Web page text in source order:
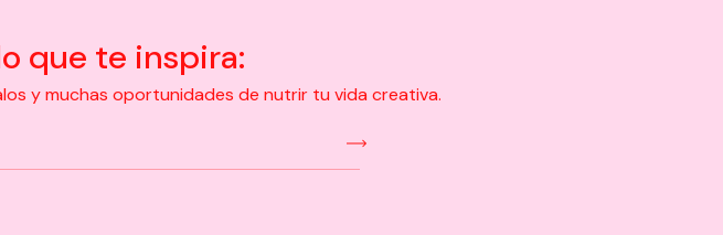
que te inspira:
y muchas oportunidades de nutrir tu vida creativa.